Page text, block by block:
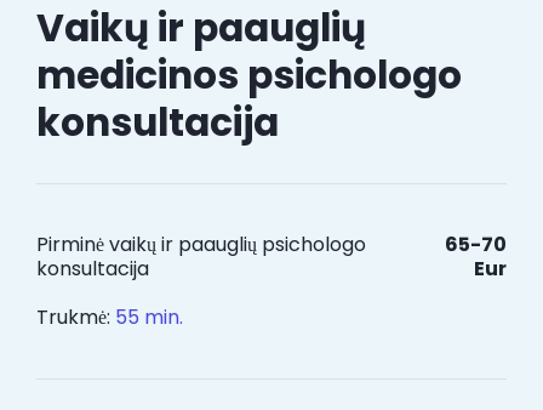
Vaikų ir paauglių
medicinos psichologo
konsultacija
Pirminė vaikų ir paauglių psichologo
konsultacija
Trukmė: 55 min.
65-70
Eur